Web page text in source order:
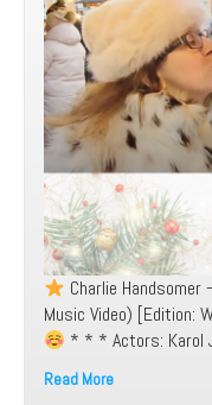
Charlie Handsomer
Music Video) [Edition:
* * * Actors: Karol
Read More